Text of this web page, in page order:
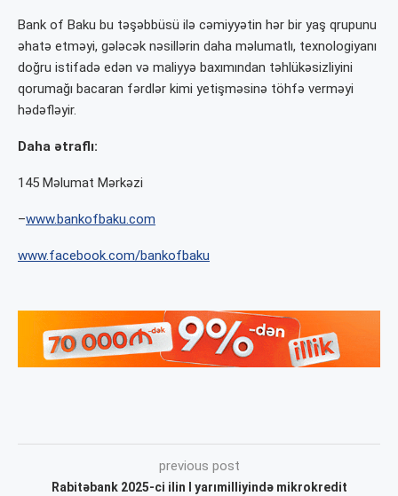
Bank of Baku bu təşəbbüsü ilə cəmiyyətin hər bir yaş qrupunu
əhatə etməyi, gələcək nəsillərin daha məlumatlı, texnologiyanı
doğru istifadə edən və maliyyə baxımından təhlükəsizliyini
qorumağı bacaran fərdlər kimi yetişməsinə töhfə verməyi
hədəfləyir.
Daha ətraflı:
145 Məlumat Mərkəzi
–www.bankofbaku.com
www.facebook.com/bankofbaku
previous post
Rabitəbank 2025-ci ilin I yarımilliyində mikrokredit